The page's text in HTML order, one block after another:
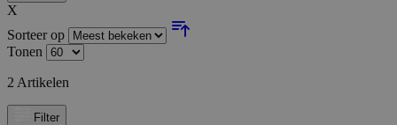
X
Sorteer op
Tonen
2 Artikelen
Filter